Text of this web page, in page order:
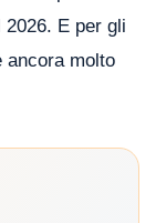
E per gli
ancora molto